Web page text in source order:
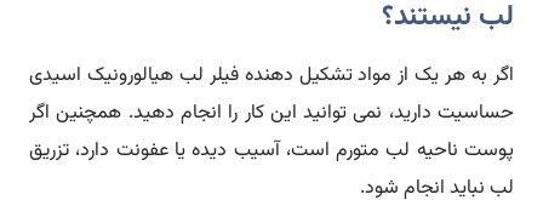
لب نیستند؟
اگر به هر یک از مواد تشکیل دهنده فیلر لب هیالورونیک اسیدی
حساسیت دارید، نمی توانید این کار را انجام دهید. همچنین اگر
پوست ناحیه لب متورم است، آسیب دیده یا عفونت دارد، تزریق
لب نباید انجام شود.